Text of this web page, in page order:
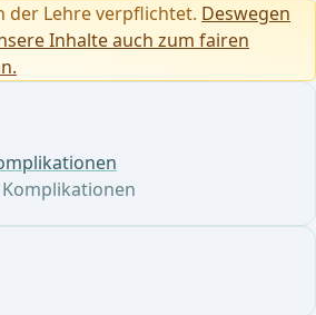
der Lehre verpflichtet. Deswegen
Inhalte auch zum fairen